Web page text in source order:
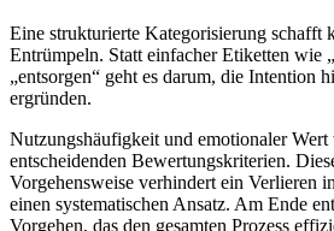
Eine strukturierte Kategorisierung schafft
Entrümpeln. Statt einfacher Etiketten wie
„entsorgen“ geht es darum, die Intention
ergründen.
Nutzungshäufigkeit und emotionaler Wert
entscheidenden Bewertungskriterien.
Vorgehensweise verhindert ein Verlieren
einen systematischen Ansatz. Am Ende
Vorgehen, das den gesamten Prozess